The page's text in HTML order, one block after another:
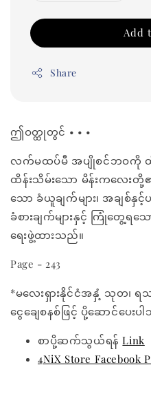
Add
Share
ဤဝတ္ထုတွင် • • •
လက်မထပ်မီ အပျိုစင်ဘဝကို ထိ
ထိန်းသိမ်းသော မိန်းကလေ
သော ခံယူချက်များ၊ အချစ်
ခံစားချက်များနှင့် ကြုံတွေ့ရသ
ရေးဖွဲ့ထားသည်။
Page - 243
*မလေးရှားနိုင်ငံအနှံ့ သုတ၊ ရသ
ငွေချေစနစ်ဖြင့် ပို့ဆောင်ပေးပ
စာပို့ဆက်သွယ်ရန်Link
4NiX Store Facebook